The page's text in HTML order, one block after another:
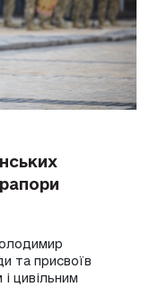
та присвоїв
цивільним